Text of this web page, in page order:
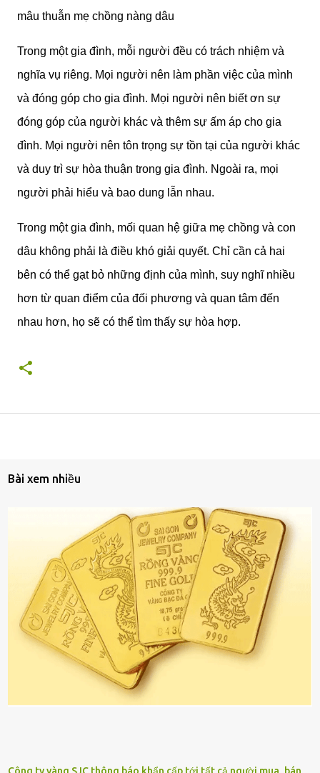
mâu thuẫn mẹ chồng nàng dâu
Trong một gia đình, mỗi người đều có trách nhiệm và
nghĩa vụ riêng. Mọi người nên làm phần việc của mình
và đóng góp cho gia đình. Mọi người nên biết ơn sự
đóng góp của người khác và thêm sự ấm áp cho gia
đình. Mọi người nên tôn trọng sự tồn tại của người khác
và duy trì sự hòa thuận trong gia đình. Ngoài ra, mọi
người phải hiểu và bao dung lẫn nhau.
Trong một gia đình, mối quan hệ giữa mẹ chồng và con
dâu không phải là điều khó giải quyết. Chỉ cần cả hai
bên có thể gạt bỏ những định của mình, suy nghĩ nhiều
hơn từ quan điểm của đối phương và quan tâm đến
nhau hơn, họ sẽ có thể tìm thấy sự hòa hợp.
Bài xem nhiều